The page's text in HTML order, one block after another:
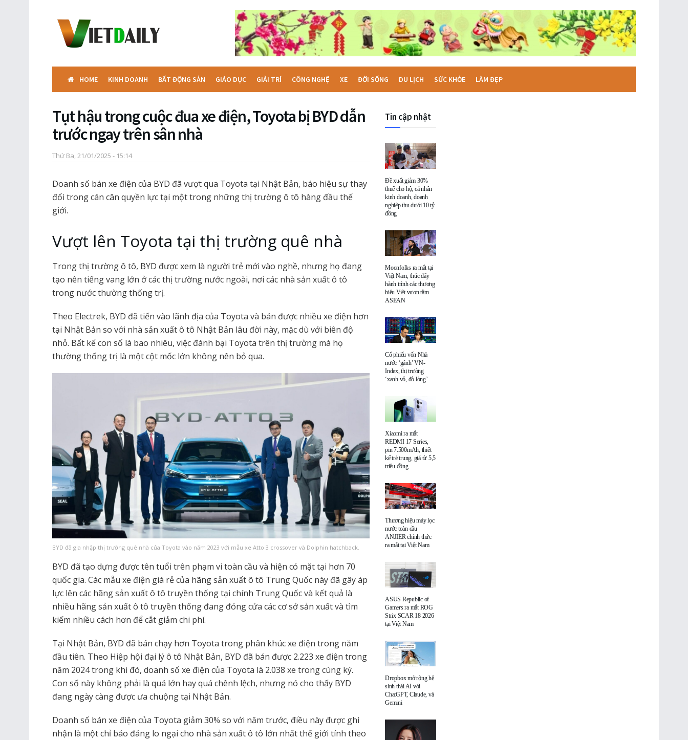
HOME KINH DOANH BẤT ĐỘNG SẢN GIÁO DỤC GIẢI TRÍ CÔNG NGHỆ XE ĐỜI SỐNG DU LỊCH SỨC KHỎE LÀM ĐẸP
Tụt hậu trong cuộc đua xe điện, Toyota bị BYD dẫn
trước ngay trên sân nhà
Thứ Ba, 21/01/2025 - 15:14
Doanh số bán xe điện của BYD đã vượt qua Toyota tại Nhật Bản, báo hiệu sự thay
đổi trong cán cân quyền lực tại một trong những thị trường ô tô hàng đầu thế
giới.
Vượt lên Toyota tại thị trường quê nhà
Trong thị trường ô tô, BYD được xem là người trẻ mới vào nghề, nhưng họ đang
tạo nên tiếng vang lớn ở các thị trường nước ngoài, nơi các nhà sản xuất ô tô
trong nước thường thống trị.
Theo Electrek, BYD đã tiến vào lãnh địa của Toyota và bán được nhiều xe điện hơn
tại Nhật Bản so với nhà sản xuất ô tô Nhật Bản lâu đời này, mặc dù với biên độ
nhỏ. Bất kể con số là bao nhiêu, việc đánh bại Toyota trên thị trường mà họ
thường thống trị là một cột mốc lớn không nên bỏ qua.
BYD đã gia nhập thị trường quê nhà của Toyota vào năm 2023 với mẫu xe Atto 3 crossover và Dolphin hatchback.
BYD đã tạo dựng được tên tuổi trên phạm vi toàn cầu và hiện có mặt tại hơn 70
quốc gia. Các mẫu xe điện giá rẻ của hãng sản xuất ô tô Trung Quốc này đã gây áp
lực lên các hãng sản xuất ô tô truyền thống tại chính Trung Quốc và kết quả là
nhiều hãng sản xuất ô tô truyền thống đang đóng cửa các cơ sở sản xuất và tìm
kiếm nhiều cách hơn để cắt giảm chi phí.
Tại Nhật Bản, BYD đã bán chạy hơn Toyota trong phân khúc xe điện trong năm
đầu tiên. Theo Hiệp hội đại lý ô tô Nhật Bản, BYD đã bán được 2.223 xe điện trong
năm 2024 trong khi đó, doanh số xe điện của Toyota là 2.038 xe trong cùng ký.
Con số này không phải là quá lớn hay quá chênh lệch, nhưng nó cho thấy BYD
đang ngày càng được ưa chuộng tại Nhật Bản.
Doanh số bán xe điện của Toyota giảm 30% so với năm trước, điều này được ghi
nhận là một chỉ báo đáng lo ngại cho nhà sản xuất ô tô lớn nhất thế giới tính theo
Tin cập nhật
Đề xuất giảm 30%
thuế cho hộ, cá nhân
kinh doanh, doanh
nghiệp thu dưới 10 tỷ
đồng
Moonfolks ra mắt tại
Việt Nam, thúc đẩy
hành trình các thương
hiệu Việt vươn tầm
ASEAN
Cổ phiếu vốn Nhà
nước ‘gánh’ VN-
Index, thị trường
‘xanh vỏ, đỏ lòng’
Xiaomi ra mắt
REDMI 17 Series,
pin 7.500mAh, thiết
kế trẻ trung, giá từ 5,5
triệu đồng
Thương hiệu máy lọc
nước toàn cầu
ANJIER chính thức
ra mắt tại Việt Nam
ASUS Republic of
Gamers ra mắt ROG
Strix SCAR 18 2026
tại Việt Nam
Dropbox mở rộng hệ
sinh thái AI với
ChatGPT, Claude, và
Gemini